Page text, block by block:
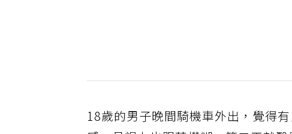
18歲的男子晚間騎機車外出，覺得